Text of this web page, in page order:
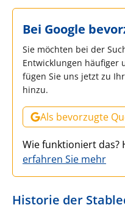
Bei Google
Sie möchten bei der
Entwicklungen häufiger
fügen Sie uns jetzt zu
hinzu.
Als bevorzugte
Wie funktioniert das?
erfahren Sie mehr
Historie der